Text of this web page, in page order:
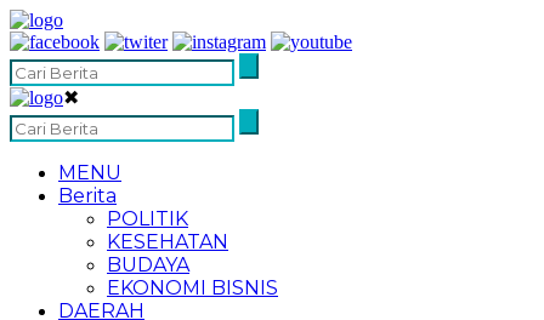
✖
MENU
Berita
POLITIK
KESEHATAN
BUDAYA
EKONOMI BISNIS
DAERAH